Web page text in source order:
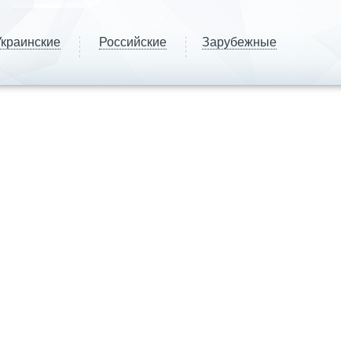
Российские Зарубежные